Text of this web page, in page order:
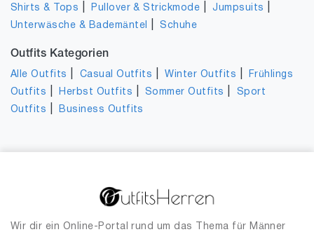
Shirts & Tops Pullover & Strickmode |Jumpsuits
Unterwäsche & Bademäntel |Schuhe
Outfits Kategorien
Alle Outfits Casual Outfits |Winter Outfits
Frühlings
Outfits
Herbst Outfits Sommer Outfits
Sport
Outfits
Business Outfits
Wir dir ein Online-Portal rund um das Thema für Männer